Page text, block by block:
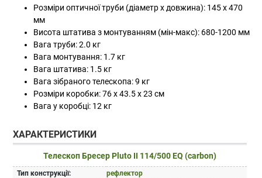
Розміри оптичної труби (діаметр x довжина): 145 x 470
мм
Висота штатива з монтуванням (мін-макс): 680-1200 мм
Вага труби: 2.0 кг
Вага монтування: 1.7 кг
Вага штатива: 1.5 кг
Вага зібраного телескопа: 9 кг
Розміри коробки: 76 х 43.5 х 23 см
Вага у коробці: 12 кг
ХАРАКТЕРИСТИКИ
Телескоп Бресер Pluto II 114/500 EQ (carbon)
Тип конструкції:
рефлектор